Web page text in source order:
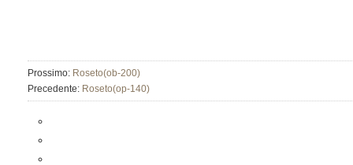
Prossimo: Roseto(ob-200)
Precedente: Roseto(op-140)